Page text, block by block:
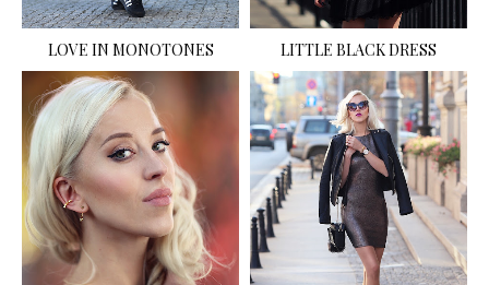
LOVE IN MONOTONES LITTLE BLACK DRESS